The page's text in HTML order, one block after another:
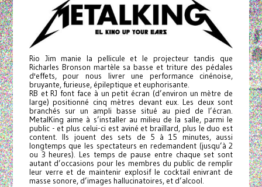
Rio Jim manie la pellicule et le projecteur tandis que
Richarles Bronson martèle sa basse et triture des pédales
d'effets, pour nous livrer une performance cinénoise,
bruyante, furieuse, épileptique et euphorisante.
RB et RJ font face à un petit écran (d’environ un mètre de
large) positionné cinq mètres devant eux. Les deux sont
branchés sur un ampli basse situé au pied de l’écran.
MetalKing aime à s’installer au milieu de la salle, parmi le
public - et plus celui-ci est aviné et braillard, plus le duo est
content. Ils jouent des sets de 5 à 15 minutes, aussi
longtemps que les spectateurs en redemandent (jusqu’à 2
ou 3 heures). Les temps de pause entre chaque set sont
autant d’occasions pour les membres du public de remplir
leur verre et de maintenir explosif le cocktail enivrant de
masse sonore, d’images hallucinatoires, et d’alcool.